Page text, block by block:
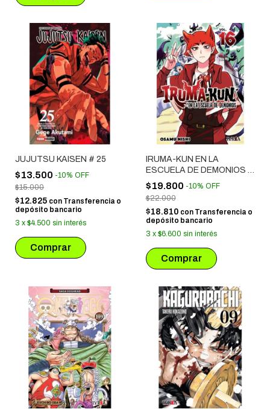
JUJUTSU KAISEN # 25
$13.500 -10% OFF
$15.000
$12.825 con Transferencia o
depósito bancario
3 x $4.500 sin interés
IRUMA-KUN EN LA
ESCUELA DE DEMONIOS #
16
$19.800 -10% OFF
$22.000
$18.810 con Transferencia o
depósito bancario
3 x $6.600 sin interés